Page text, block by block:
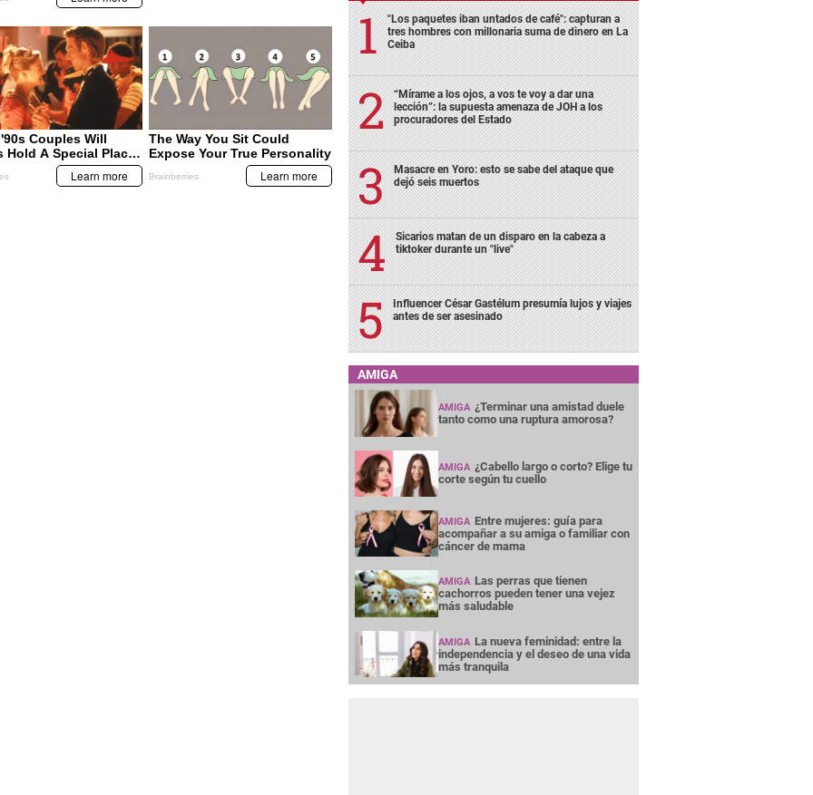
"Los paquetes iban untados de café": capturan a
tres hombres con millonaria suma de dinero en La
Ceiba
“Mírame a los ojos, a vos te voy a dar una
lección”: la supuesta amenaza de JOH a los
procuradores del Estado
Masacre en Yoro: esto se sabe del ataque que
dejó seis muertos
Sicarios matan de un disparo en la cabeza a
tiktoker durante un "live"
Influencer César Gastélum presumía lujos y viajes
antes de ser asesinado
AMIGA
AMIGA ¿Terminar una amistad duele
tanto como una ruptura amorosa?
AMIGA ¿Cabello largo o corto? Elige tu
corte según tu cuello
AMIGA Entre mujeres: guía para
acompañar a su amiga o familiar con
cáncer de mama
AMIGA Las perras que tienen
cachorros pueden tener una vejez
más saludable
AMIGA La nueva feminidad: entre la
independencia y el deseo de una vida
más tranquila